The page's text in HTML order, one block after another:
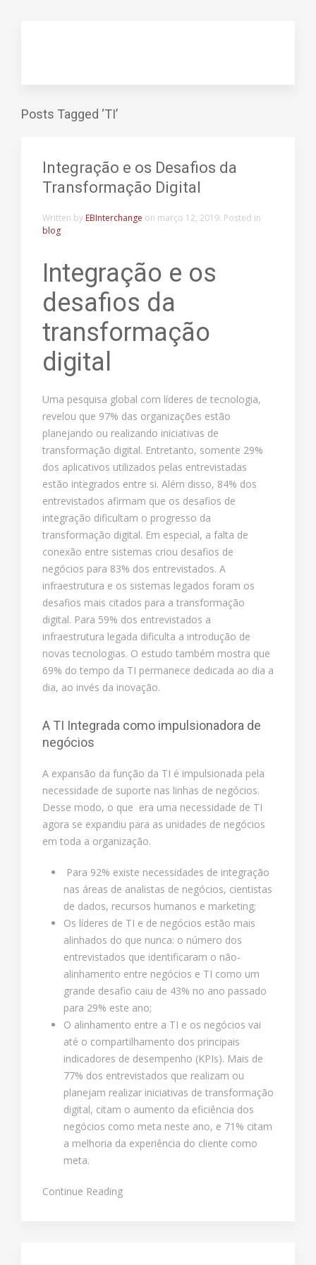
Posts Tagged ‘TI’
Integração e os Desafios da
Transformação Digital
Written by EBInterchange on março 12, 2019. Posted in
blog
Integração e os
desafios da
transformação
digital
Uma pesquisa global com líderes de tecnologia,
revelou que 97% das organizações estão
planejando ou realizando iniciativas de
transformação digital. Entretanto, somente 29%
dos aplicativos utilizados pelas entrevistadas
estão integrados entre si. Além disso, 84% dos
entrevistados afirmam que os desafios de
integração dificultam o progresso da
transformação digital. Em especial, a falta de
conexão entre sistemas criou desafios de
negócios para 83% dos entrevistados. A
infraestrutura e os sistemas legados foram os
desafios mais citados para a transformação
digital. Para 59% dos entrevistados a
infraestrutura legada dificulta a introdução de
novas tecnologias. O estudo também mostra que
69% do tempo da TI permanece dedicada ao dia a
dia, ao invés da inovação.
A TI Integrada como impulsionadora de
negócios
A expansão da função da TI é impulsionada pela
necessidade de suporte nas linhas de negócios.
Desse modo, o que era uma necessidade de TI
agora se expandiu para as unidades de negócios
em toda a organização.
Para 92% existe necessidades de integração
nas áreas de analistas de negócios, cientistas
de dados, recursos humanos e marketing;
Os líderes de TI e de negócios estão mais
alinhados do que nunca: o número dos
entrevistados que identificaram o não-
alinhamento entre negócios e TI como um
grande desafio caiu de 43% no ano passado
para 29% este ano;
O alinhamento entre a TI e os negócios vai
até o compartilhamento dos principais
indicadores de desempenho (KPIs). Mais de
77% dos entrevistados que realizam ou
planejam realizar iniciativas de transformação
digital, citam o aumento da eficiência dos
negócios como meta neste ano, e 71% citam
a melhoria da experiência do cliente como
meta.
Continue Reading